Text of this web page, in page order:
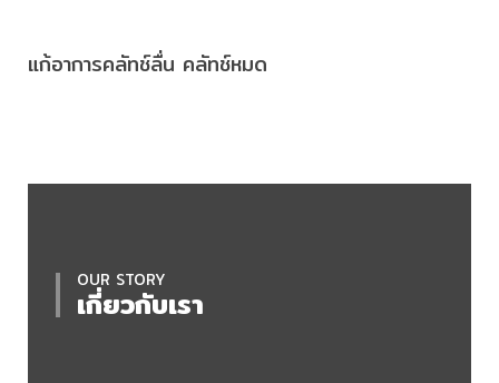
แก้อาการคลัทช์ลื่น คลัทช์หมด
OUR STORY
เกี่ยวกับเรา